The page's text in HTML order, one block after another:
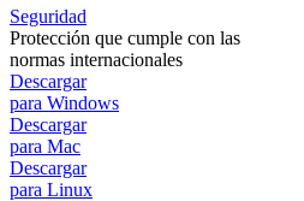
Seguridad
Protección que cumple con las
normas internacionales
Descargar
para Windows
Descargar
para Mac
Descargar
para Linux